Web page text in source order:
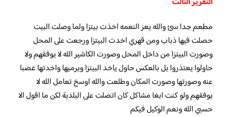
مطعم جدا سئ والله يعز النعمه اخذت بيتزا ولما وصلت البيت
حصلت فيها ذباب ومن قهري اخدت البيتزا ورجعت على المحل
وصورت البيتزا من داخل المحل وصورت الكاشير الله لا يوفقهم ولا
حاولوا يعتذروا بل بالعكس حاول ياخد البيتزا ويرميها واخدتها غصبا
عنه وصورتها وصورت المكان وطلعت والله اوسخ تعامل الله لا
يوفقهم ولو كنت ابغا مشاكل كان اتصلت على البلدية لكن ما اقول الا
حسبي الله ونعم الوكيل فيكم